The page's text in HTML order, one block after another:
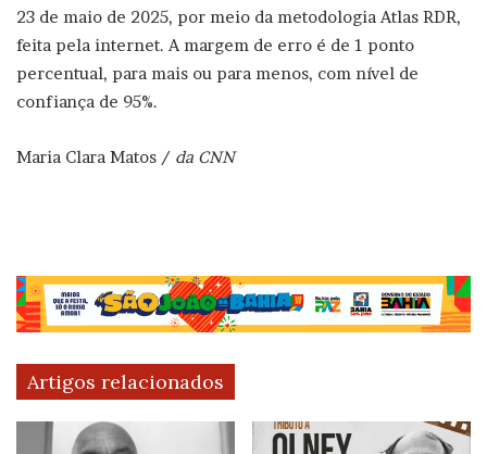
23 de maio de 2025, por meio da metodologia Atlas RDR,
feita pela internet. A margem de erro é de 1 ponto
percentual, para mais ou para menos, com nível de
confiança de 95%.
Maria Clara Matos / da CNN
Artigos relacionados